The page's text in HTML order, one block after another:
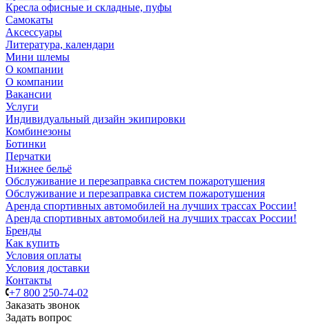
Кресла офисные и складные, пуфы
Самокаты
Аксессуары
Литература, календари
Мини шлемы
О компании
О компании
Вакансии
Услуги
Индивидуальный дизайн экипировки
Комбинезоны
Ботинки
Перчатки
Нижнее бельё
Обслуживание и перезаправка систем пожаротушения
Обслуживание и перезаправка систем пожаротушения
Аренда спортивных автомобилей на лучших трассах России!
Аренда спортивных автомобилей на лучших трассах России!
Бренды
Как купить
Условия оплаты
Условия доставки
Контакты
+7 800 250-74-02
Заказать звонок
Задать вопрос